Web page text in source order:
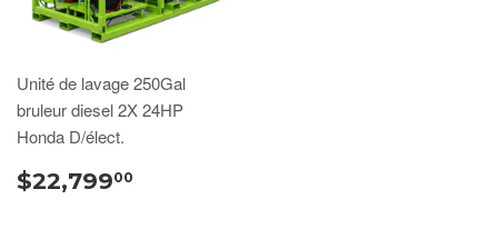
Unité de lavage 250Gal
bruleur diesel 2X 24HP
Honda D/élect.
$22,79900